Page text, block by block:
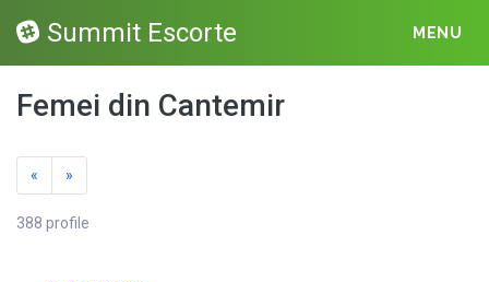
Summit Escorte MENU
Femei din Cantemir
« »
388 profile